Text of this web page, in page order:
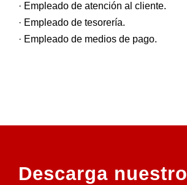
· Empleado de atención al cliente.
· Empleado de tesorería.
· Empleado de medios de pago.
Descarga nuestro